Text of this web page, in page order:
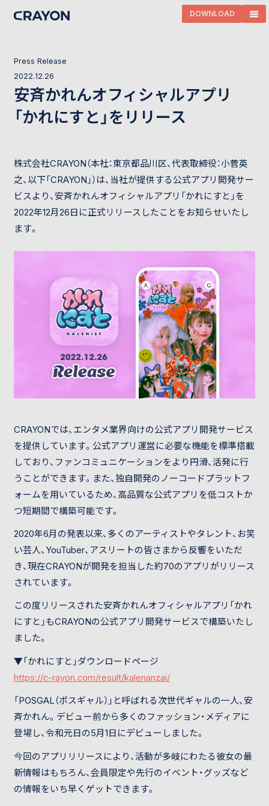
Press Release
2022.12.26
安斉かれんオフィシャルアプリ
「かれにすと」をリリース
株式会社CRAYON（本社：東京都品川区、代表取締役：小菅英
之、以下「CRAYON」）は、当社が提供する公式アプリ開発サー
ビスより、安斉かれんオフィシャルアプリ「かれにすと」を
2022年12月26日に正式リリースしたことをお知らせいたし
ます。
CRAYONでは、エンタメ業界向けの公式アプリ開発サービス
を提供しています。公式アプリ運営に必要な機能を標準搭載
しており、ファンコミュニケーションをより円滑、活発に行
うことができます。また、独自開発のノーコードプラットフ
ォームを用いているため、高品質な公式アプリを低コストか
つ短期間で構築可能です。
2020年6月の発表以来、多くのアーティストやタレント、お笑
い芸人、YouTuber、アスリートの皆さまから反響をいただ
き、現在CRAYONが開発を担当した約70のアプリがリリース
されています。
この度リリースされた安斉かれんオフィシャルアプリ「かれ
にすと」もCRAYONの公式アプリ開発サービスで構築いたし
ました。
▼「かれにすと」ダウンロードページ
https://c-rayon.com/result/kalenanzai/
「POSGAL（ポスギャル）」と呼ばれる次世代ギャルの一人、安
斉かれん。デビュー前から多くのファッション・メディアに
登場し、令和元日の5月1日にデビューしました。
今回のアプリリリースにより、活動が多岐にわたる彼女の最
新情報はもちろん、会員限定や先行のイベント・グッズなど
の情報をいち早くゲットできます。
DOWNLOAD